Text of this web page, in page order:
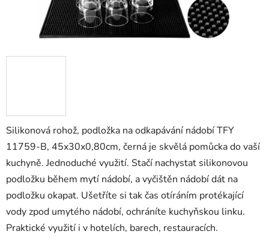
Silikonová rohož, podložka na odkapávání nádobí TFY
11759-B, 45x30x0,80cm, černá je skvělá pomůcka do vaší
kuchyně. Jednoduché využití. Stačí nachystat silikonovou
podložku během mytí nádobí, a vyčištěn nádobí dát na
podložku okapat. Ušetříte si tak čas otíráním protékající
vody zpod umytého nádobí, ochráníte kuchyňskou linku.
Praktické využití i v hotelích, barech, restauracích.